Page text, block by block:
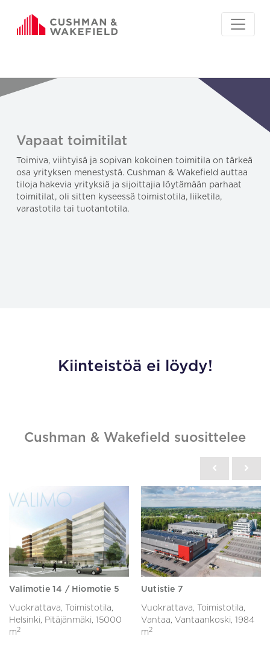
Vapaat toimitilat
Toimiva, viihtyisä ja sopivan kokoinen toimitila on tärkeä
osa yrityksen menestystä. Cushman & Wakefield auttaa
tiloja hakevia yrityksiä ja sijoittajia löytämään parhaat
toimitilat, oli sitten kyseessä toimistotila, liiketila,
varastotila tai tuotantotila.
Kiinteistöä ei löydy!
Cushman & Wakefield suosittelee
Valimotie 14 / Hiomotie 5
Vuokrattava, Toimistotila,
Helsinki, Pitäjänmäki, 15000
m 2
Uutistie 7
Vuokrattava, Toimistotila,
Vantaa, Vantaankoski, 1984
m 2